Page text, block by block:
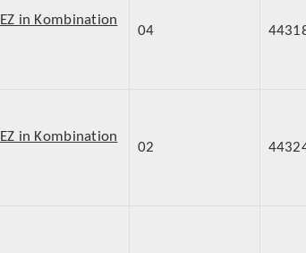
in Kombination
04
in Kombination
02